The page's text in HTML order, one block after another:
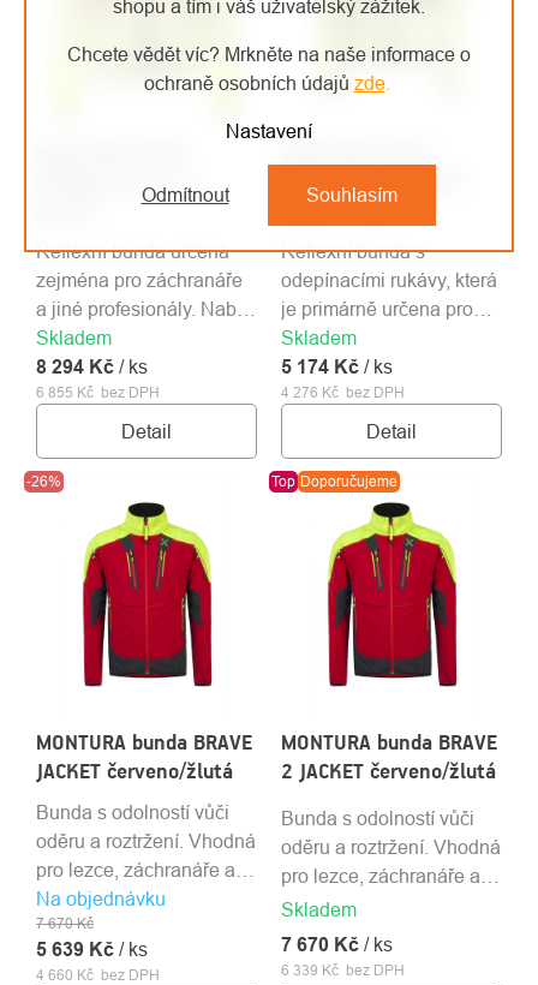
shopu a tím i váš uživatelský zážitek.
Chcete vědět víc? Mrkněte na naše informace o
ochraně osobních údajů zde.
Nastavení
Odmítnout Souhlasím
OPERATOR CE 2.0
Skladem
6 855 Kč bez DPH
8 294 Kč / ks
Detail
Reflexní bunda určená
zejména pro záchranáře
a jiné profesionály. Nabízí
spoustu místa k uložení
výbavy. Reflexní prvky.
OPERATOR CONVERT
JACKET žlutá
Skladem
4 276 Kč bez DPH
5 174 Kč / ks
Detail
Reflexní bunda s
odepínacími rukávy, která
je primárně určena pro
záchranné složky.
-26%
MONTURA bunda BRAVE
JACKET červeno/žlutá
Na objednávku
4 660 Kč bez DPH
7 670 Kč
5 639 Kč / ks
Bunda s odolností vůči
oděru a roztržení. Vhodná
pro lezce, záchranáře a
další aktivity. Odepnutím
rukávů vznikne vesta
Top Doporučujeme
MONTURA bunda BRAVE
2 JACKET červeno/žlutá
Skladem
6 339 Kč bez DPH
7 670 Kč / ks
Bunda s odolností vůči
oděru a roztržení. Vhodná
pro lezce, záchranáře a
další aktivity. Odepnutím
rukávů vznikne vesta